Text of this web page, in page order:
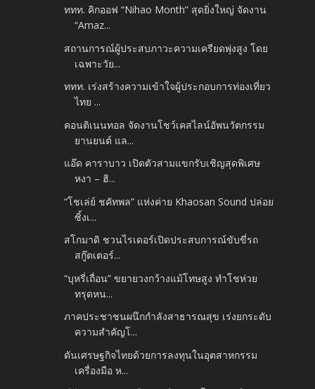
ททท. คิกออฟ “Nihao Month” สุดยิ่งใหญ่ จัดงาน
“Amaz...
สถานการณ์ผู้ประสบภาวะความเครียดพุ่งสูง โดย
เฉพาะวัย...
ททท. เร่งสร้างความเข้าใจผู้ประกอบการท่องเที่ยว
ไทย ...
คอนติเนนทอล จัดงานโชว์เคสไลน์อัพนวัตกรรม
ยานยนต์ แล...
แอ๊ด คาราบาว เปิดตัวสามแขกรับเชิญสุดพิเศษ
หงา – ฮิ...
“โชเล่ย์ ชคัทพล” แห่งค่าย Khaosan Sound ปล่อย
ซิ้งเ...
สโกมาดิ ชวนไรเดอร์เปิดประสบการณ์ขับขี่รถ
สกู๊ตเตอร์...
“บุหรี่เถื่อน” ขยายวงกว้างแม้โทษสูง ทำโชห่วย
ทรุดหน...
ภาคประชาชนผนึกกำลังสาธารณสุข เร่งยกระดับ
ความสำคัญโ...
ดันเศรษฐกิจไทยด้วยการลงทุนในอุตสาหกรรม
เครื่องมือ ห...